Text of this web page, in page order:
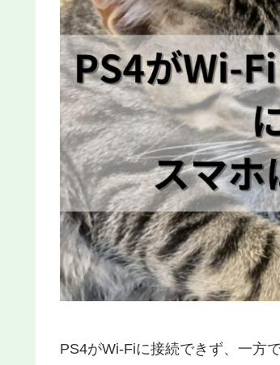
PS4がWi-Fiに接続できず、一方